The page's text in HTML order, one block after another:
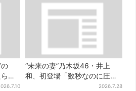
ら…
が大
“未来の妻”乃木坂46・井上
和、初登場「数秒なのに圧
巻」…「豊臣兄弟！」第30回
2026.7.28